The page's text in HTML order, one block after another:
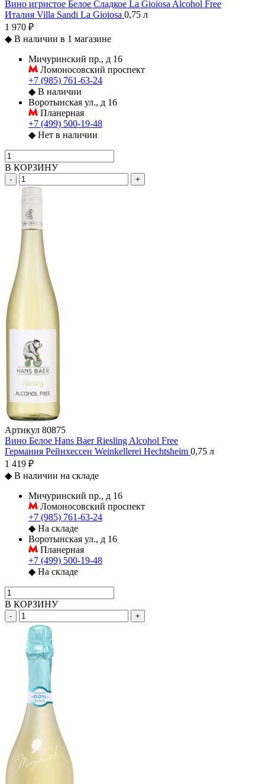
Вино игристое Белое Сладкое La Gioiosa Alcohol Free
Италия Villa Sandi La Gioiosa 0,75 л
1 970 ₽
◆ В наличии в 1 магазине
Мичуринский пр., д 16
Ломоносовский проспект
+7 (985) 761-63-24
◆ В наличии
Воротынская ул., д 16
Планерная
+7 (499) 500-19-48
◆ Нет в наличии
В КОРЗИНУ
- +
Артикул 80875
Вино Белое Hans Baer Riesling Alcohol Free
Германия Рейнхессен Weinkellerei Hechtsheim 0,75 л
1 419 ₽
◆ В наличии на складе
Мичуринский пр., д 16
Ломоносовский проспект
+7 (985) 761-63-24
◆ На складе
Воротынская ул., д 16
Планерная
+7 (499) 500-19-48
◆ На складе
В КОРЗИНУ
- +